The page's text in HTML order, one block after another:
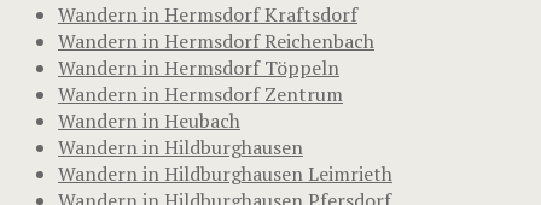
Wandern in Hermsdorf Kraftsdorf
Wandern in Hermsdorf Reichenbach
Wandern in Hermsdorf Töppeln
Wandern in Hermsdorf Zentrum
Wandern in Heubach
Wandern in Hildburghausen
Wandern in Hildburghausen Leimrieth